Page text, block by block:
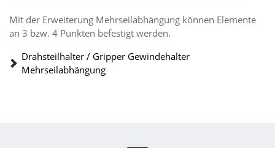
Mit der Erweiterung Mehrseilabhängung können Elemente
an 3 bzw. 4 Punkten befestigt werden.
Drahsteilhalter / Gripper Gewindehalter
Mehrseilabhängung